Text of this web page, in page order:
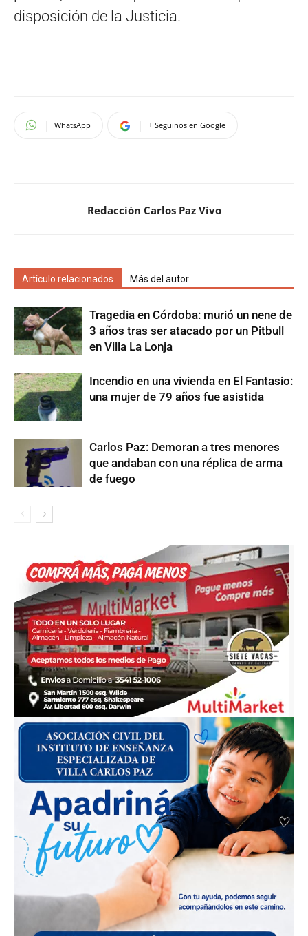
disposición de la Justicia.
WhatsApp + Seguinos en Google
Redacción Carlos Paz Vivo
Artículo relacionados Más del autor
Tragedia en Córdoba: murió un nene de
3 años tras ser atacado por un Pitbull
en Villa La Lonja
Incendio en una vivienda en El Fantasio:
una mujer de 79 años fue asistida
Carlos Paz: Demoran a tres menores
que andaban con una réplica de arma
de fuego